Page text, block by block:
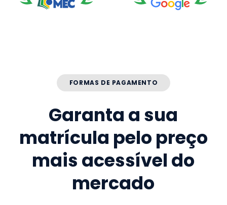
FORMAS DE PAGAMENTO
Garanta a sua
matrícula pelo preço
mais acessível do
mercado